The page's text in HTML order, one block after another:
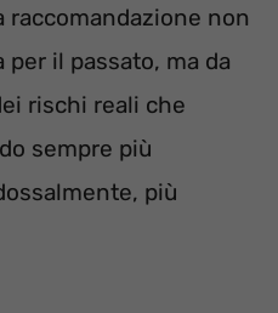
raccomandazione non
il passato, ma da
rischi reali che
sempre più
più